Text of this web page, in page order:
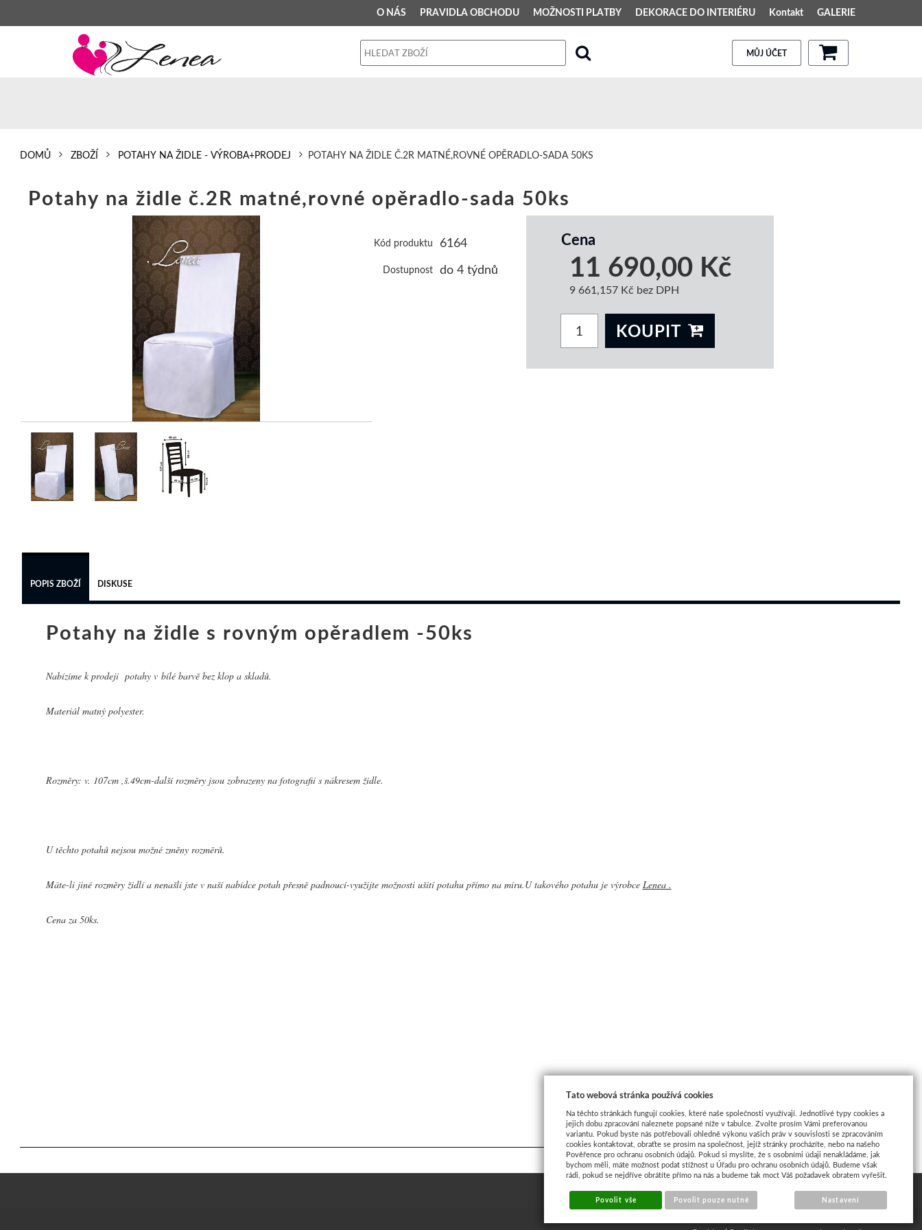
O NÁS PRAVIDLA OBCHODU
PRAVIDLA OBCHODU
MOŽNOSTI PLATBY DEKORACE DO INTERIÉRU Kontakt GALERIE
MŮJ ÚČET
DOMŮ ZBOŽÍ POTAHY NA ŽIDLE - VÝROBA+PRODEJ POTAHY NA ŽIDLE Č.2R MATNÉ,ROVNÉ OPĚRADLO-SADA 50KS
Potahy na židle č.2R matné,rovné opěradlo-sada 50ks
Kód produktu 6164
Dostupnost do 4 týdnů
Cena
11 690,00 Kč
9 661,157 Kč bez DPH
KOUPIT
POPIS ZBOŽÍ DISKUSE
Potahy na židle s rovným opěradlem -50ks
Nabízíme k prodeji potahy v bílé barvě bez klop a skladů.
Materiál matný polyester.
Rozměry: v. 107cm ,š.49cm-další rozměry jsou zobrazeny na fotografii s nákresem židle.
U těchto potahů nejsou možné změny rozměrů.
Máte-li jiné rozměry židlí a nenašli jste v naší nabídce potah přesně padnoucí-využijte možnosti ušití potahu přímo na míru.U takového potahu je výrobce Lenea .
Cena za 50ks.
Tato webová stránka používá cookies
Na těchto stránkách fungují cookies, které naše společnosti využívají. Jednotlivé typy cookies a
jejich dobu zpracování naleznete popsané níže v tabulce. Zvolte prosím Vámi preferovanou
variantu. Pokud byste nás potřebovali ohledně výkonu vašich práv v souvislosti se zpracováním
cookies kontaktovat, obraťte se prosím na společnost, jejíž stránky procházíte, nebo na našeho
Pověřence pro ochranu osobních údajů. Pokud si myslíte, že s osobními údaji nenakládáme, jak
bychom měli, máte možnost podat stížnost u Úřadu pro ochranu osobních údajů. Budeme však
rádi, pokud se nejdříve obrátíte přímo na nás a budeme tak moct Váš požadavek obratem vyřešit.
Povolit vše Povolit pouze nutné Nastavení